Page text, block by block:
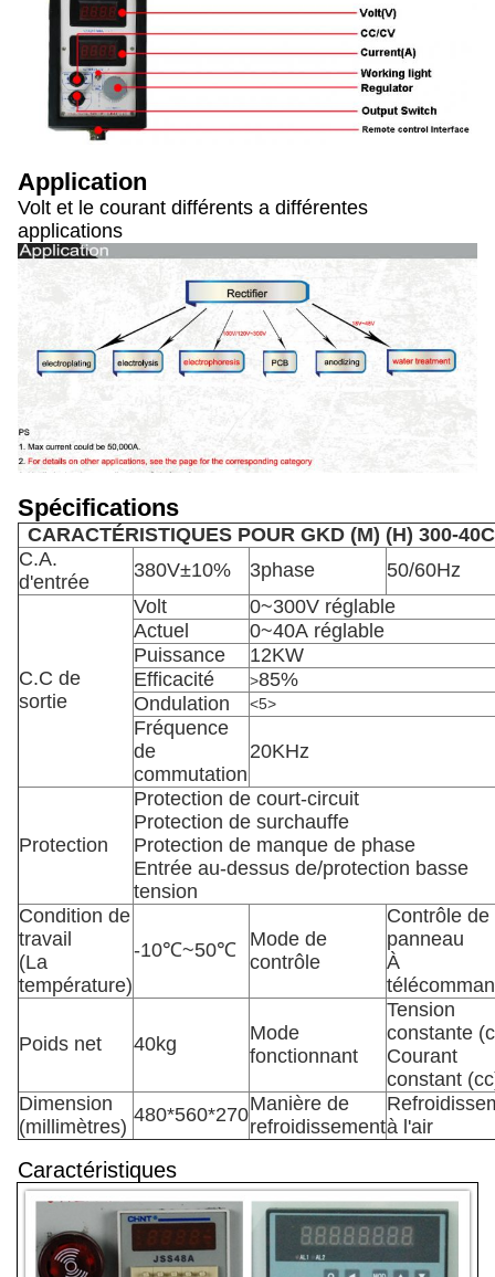
Application
Volt et le courant différents a différentes
applications
Spécifications
CARACTÉRISTIQUES POUR GKD (M) (H) 300-
C.A.
d'entrée
380V±10% 3phase 50/60Hz
C.C de
sortie
Volt
0~300V réglable
Actuel
0~40A réglable
Puissance
12KW
Efficacité
>85%
Ondulation
<5>
Fréquence
de
commutation
20KHz
Protection
Protection de court-circuit
Protection de surchauffe
Protection de manque de phase
Entrée au-dessus de/protection basse
tension
Condition de
travail
(La
température)
-10℃~50℃
Mode de
contrôle
Contrôle de
panneau
À
Poids net 40kg
Mode
fonctionnant
Tension
constante
Courant
constant
Dimension
(millimètres)
480*560*270Manière de
refroidissementà l'air
Caractéristiques